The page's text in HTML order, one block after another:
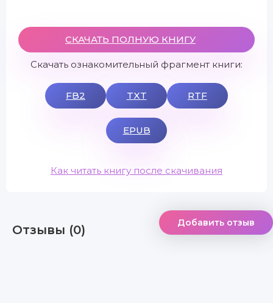
СКАЧАТЬ ПОЛНУЮ КНИГУ
Скачать ознакомительный фрагмент книги:
FB2 TXT RTF
EPUB
Как читать книгу после скачивания
Отзывы (0) Добавить отзыв